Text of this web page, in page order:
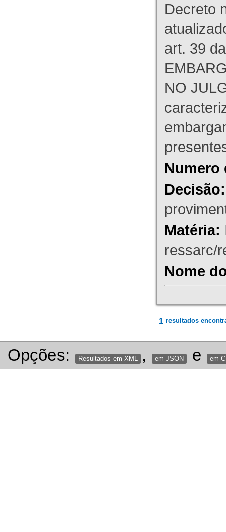
Decreto
art. 39
NO
Numero
Decisão:
Matéria:
ressarc/
Nome
1 resultados
Opções: Resultados em XML , em JSON e em